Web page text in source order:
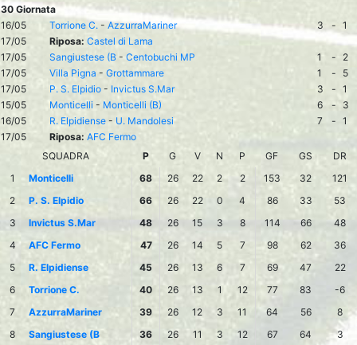
30 Giornata
16/05
Torrione C. - AzzurraMariner 3 - 1
17/05
Riposa: Castel di Lama
17/05
Sangiustese (B - Centobuchi MP 1 -
2
17/05
Villa Pigna - Grottammare 1 -
5
17/05
P. S. Elpidio - Invictus S.Mar 3 - 1
15/05
Monticelli - Monticelli (B) 6 -
3
16/05
R. Elpidiense - U. Mandolesi 7 - 1
17/05
Riposa: AFC Fermo
SQUADRA
P G V N P GF GS
DR
1
Monticelli 68 26 22 2 2 153 32
121
2
P. S. Elpidio 66 26 22 0 4 86 33
53
3
Invictus S.Mar 48 26 15 3 8 114 66
48
4
AFC Fermo 47 26 14 5 7 98 62
36
5
R. Elpidiense 45 26 13 6 7 69 47
22
6
Torrione C. 40 26 13 1 12 77 83
-6
7
AzzurraMariner 39 26 12 3 11 64 56
8
8
Sangiustese (B 36 26 11 3 12 67 64 3